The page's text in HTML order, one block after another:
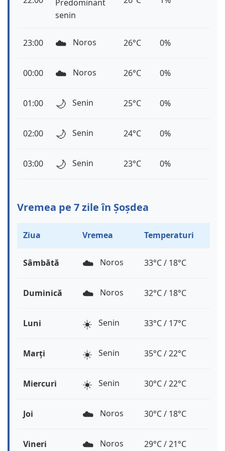
Predominant
senin
23:00 ☁️ Noros 26°C 0%
00:00 ☁️ Noros 26°C 0%
01:00 🌙 Senin 25°C 0%
02:00 🌙 Senin 24°C 0%
03:00 🌙 Senin 23°C 0%
Vremea pe 7 zile în Șoșdea
Ziua Vremea Temperaturi
Sâmbătă ☁️ Noros 33°C / 18°C
Duminică ☁️ Noros 32°C / 18°C
Luni ☀️ Senin 33°C / 17°C
Marți ☀️ Senin 35°C / 22°C
Miercuri ☀️ Senin 30°C / 22°C
Joi ☁️ Noros 30°C / 18°C
Vineri ☁️ Noros 29°C / 21°C